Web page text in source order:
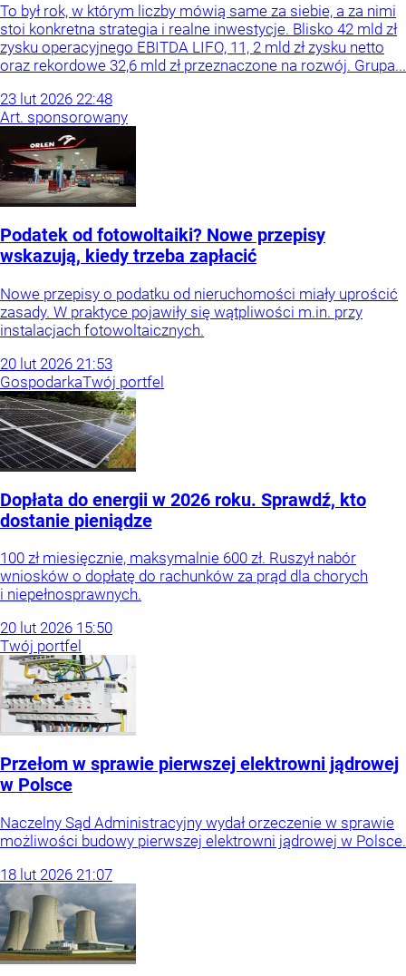
To był rok, w którym liczby mówią same za siebie, a za nimi
stoi konkretna strategia i realne inwestycje. Blisko 42 mld zł
zysku operacyjnego EBITDA LIFO, 11, 2 mld zł zysku netto
oraz rekordowe 32,6 mld zł przeznaczone na rozwój. Grupa...
23 lut 2026 22:48
Art. sponsorowany
Podatek od fotowoltaiki? Nowe przepisy
wskazują, kiedy trzeba zapłacić
Nowe przepisy o podatku od nieruchomości miały uprościć
zasady. W praktyce pojawiły się wątpliwości m.in. przy
instalacjach fotowoltaicznych.
20 lut 2026 21:53
GospodarkaTwój portfel
Dopłata do energii w 2026 roku. Sprawdź, kto
dostanie pieniądze
100 zł miesięcznie, maksymalnie 600 zł. Ruszył nabór
wniosków o dopłatę do rachunków za prąd dla chorych
i niepełnosprawnych.
20 lut 2026 15:50
Twój portfel
Przełom w sprawie pierwszej elektrowni jądrowej
w Polsce
Naczelny Sąd Administracyjny wydał orzeczenie w sprawie
możliwości budowy pierwszej elektrowni jądrowej w Polsce.
18 lut 2026 21:07